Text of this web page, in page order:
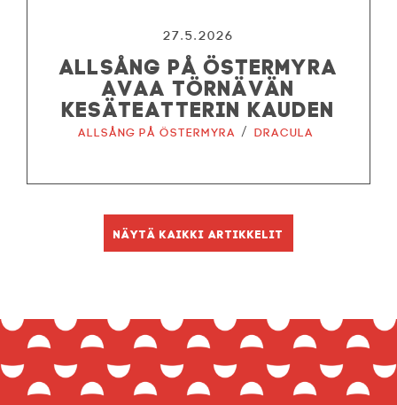
27.5.2026
ALLSÅNG PÅ ÖSTERMYRA
AVAA TÖRNÄVÄN
KESÄTEATTERIN KAUDEN
Allsång på Östermyra / Dracula
Näytä kaikki artikkelit